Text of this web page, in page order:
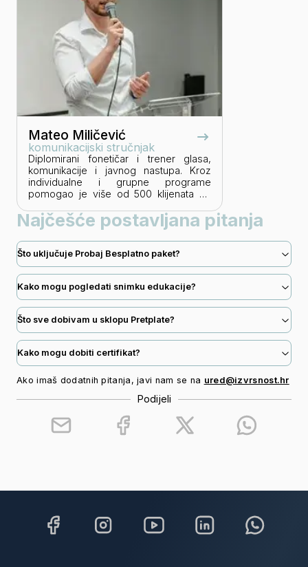
Mateo Miličević
komunikacijski stručnjak
Diplomirani fonetičar i trener glasa,
komunikacije i javnog nastupa. Kroz
individualne i grupne programe
pomogao je više od 500 klijenata da
glasa i sigurnost u nastupu. Diplomu iz
odnosa s javnošću i upravljanja
reputacijom stekao je na Londonskoj
školi za odnose s javnošću, a
akreditirani je coach pri EMCC-u.
Iskustvo je stekao na HRT-u, u radu s
vokalnim profesionalcima, kao i
vođenjem radionica govorničkih i
prezentacijskih vještina.
Najčešće postavljana pitanja
Što uključuje Probaj Besplatno paket?
Kako mogu pogledati snimku edukacije?
Što sve dobivam u sklopu Pretplate?
Kako mogu dobiti certifikat?
Ako imaš dodatnih pitanja, javi nam se na ured@izvrsnost.hr
Podijeli